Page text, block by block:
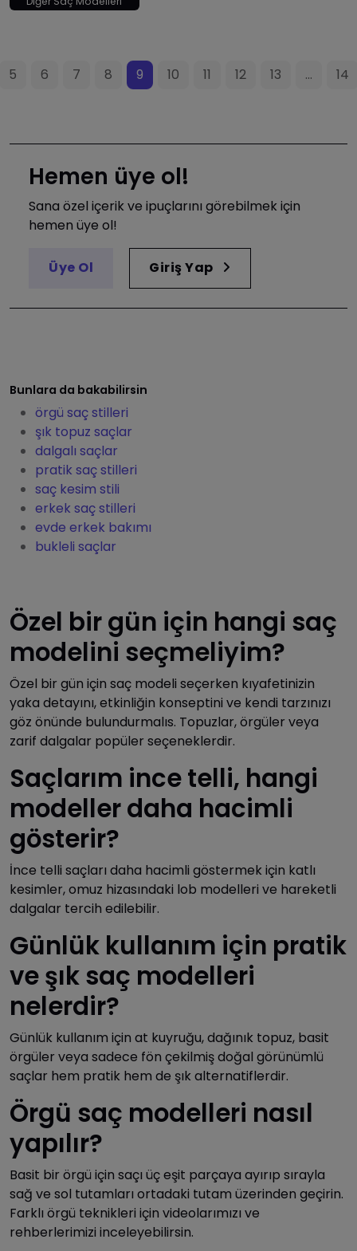
5 6 7 8 9 10 11 12 13 ... 14
Hemen üye ol!
Sana özel içerik ve ipuçlarını görebilmek için
hemen üye ol!
Üye Ol Giriş Yap
Bunlara da bakabilirsin
örgü saç stilleri
şık topuz saçlar
dalgalı saçlar
pratik saç stilleri
saç kesim stili
erkek saç stilleri
evde erkek bakımı
bukleli saçlar
Özel bir gün için hangi saç
modelini seçmeliyim?
Özel bir gün için saç modeli seçerken kıyafetinizin
yaka detayını, etkinliğin konseptini ve kendi tarzınızı
göz önünde bulundurmalıs. Topuzlar, örgüler veya
zarif dalgalar popüler seçeneklerdir.
Saçlarım ince telli, hangi
modeller daha hacimli
gösterir?
İnce telli saçları daha hacimli göstermek için katlı
kesimler, omuz hizasındaki lob modelleri ve hareketli
dalgalar tercih edilebilir.
Günlük kullanım için pratik
ve şık saç modelleri
nelerdir?
Günlük kullanım için at kuyruğu, dağınık topuz, basit
örgüler veya sadece fön çekilmiş doğal görünümlü
saçlar hem pratik hem de şık alternatiflerdir.
Örgü saç modelleri nasıl
yapılır?
Basit bir örgü için saçı üç eşit parçaya ayırıp sırayla
sağ ve sol tutamları ortadaki tutam üzerinden geçirin.
Farklı örgü teknikleri için videolarımızı ve
rehberlerimizi inceleyebilirsin.